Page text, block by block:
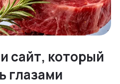
сайт, который
глазами